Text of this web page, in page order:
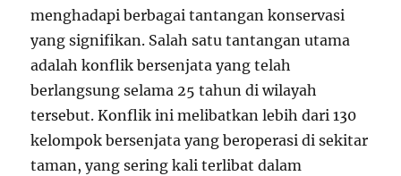
menghadapi berbagai tantangan konservasi
yang signifikan. Salah satu tantangan utama
adalah konflik bersenjata yang telah
berlangsung selama 25 tahun di wilayah
tersebut. Konflik ini melibatkan lebih dari 130
kelompok bersenjata yang beroperasi di sekitar
taman, yang sering kali terlibat dalam